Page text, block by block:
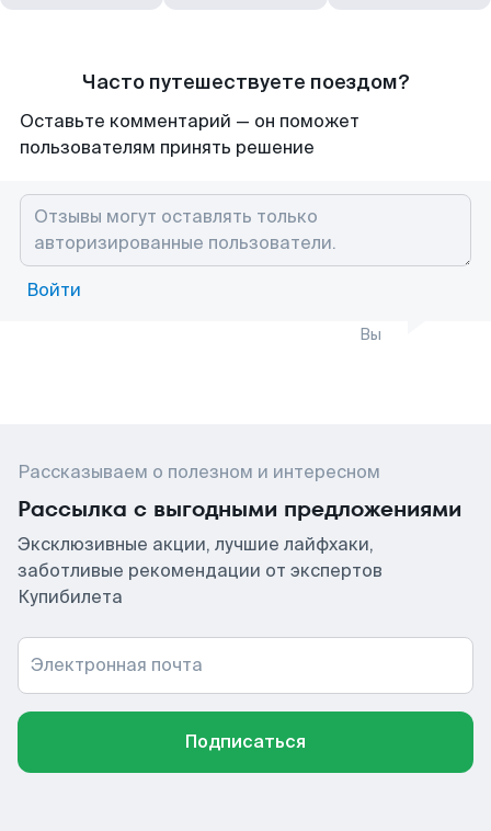
Часто путешествуете поездом?
Оставьте комментарий — он поможет
пользователям принять решение
Войти
Вы
Рассказываем о полезном и интересном
Рассылка с выгодными предложениями
Эксклюзивные акции, лучшие лайфхаки,
заботливые рекомендации от экспертов
Купибилета
Электронная почта
Подписаться